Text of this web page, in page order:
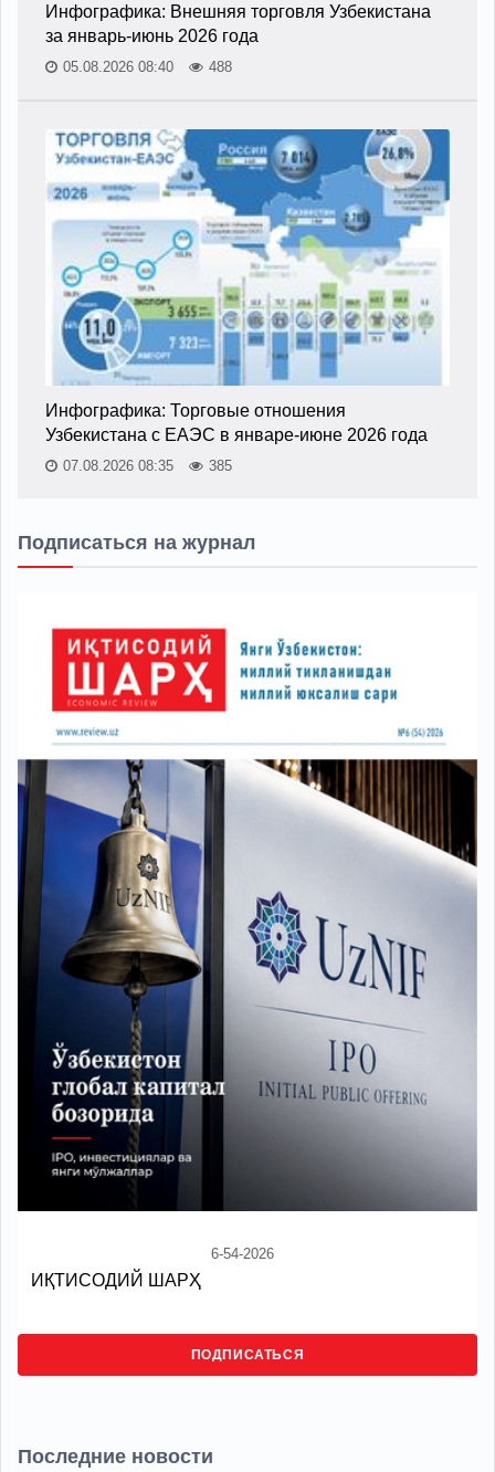
Инфографика: Внешняя торговля Узбекистана
за январь-июнь 2026 года
05.08.2026 08:40 488
Инфографика: Торговые отношения
Узбекистана с ЕАЭС в январе-июне 2026 года
07.08.2026 08:35 385
Подписаться на журнал
6-54-2026
ИҚТИСОДИЙ ШАРҲ
ПОДПИСАТЬСЯ
Последние новости